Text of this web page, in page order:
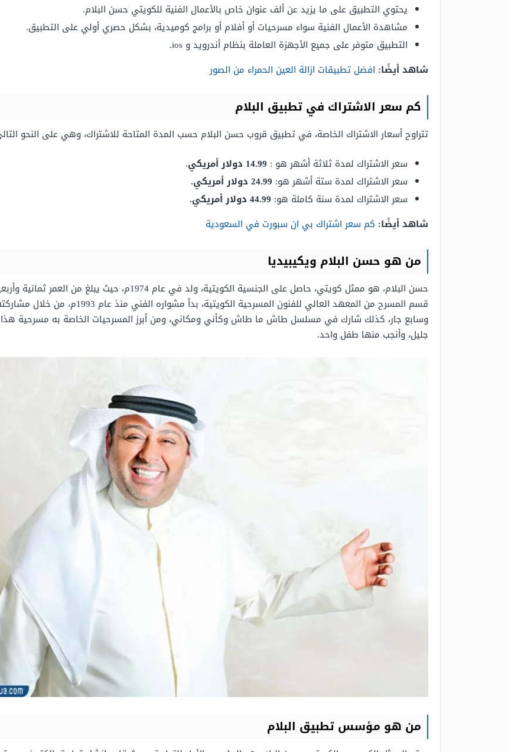
يحتوي التطبيق على ما يزيد عن ألف عنوان خاص بالأعمال الفنية للكويتي حسن البلام.
مشاهدة الأعمال الفنية سواء مسرحيات أو أفلام أو برامج كوميدية، بشكل حصري أولي على التطبيق.
التطبيق متوفر على جميع الأجهزة العاملة بنظام أندرويد و ios.
شاهد أيضًا: افضل تطبيقات ازالة العين الحمراء من الصور
كم سعر الاشتراك في تطبيق البلام
تتراوح أسعار الاشتراك الخاصة، في تطبيق قروب حسن البلام حسب المدة المتاحة للاشتراك، وهي على النحو
سعر الاشتراك لمدة ثلاثة أشهر هو :
.
سعر الاشتراك لمدة ستة أشهر هو: 24.99 دولار أمريكي.
سعر الاشتراك لمدة سنة كاملة هو: 44.99 دولار أمريكي.
شاهد أيضًا: كم سعر اشتراك بي ان سبورت في السعودية
من هو حسن البلام ويكيبيديا
حسن البلام، هو ممثل كويتي، حاصل على الجنسية الكويتية،
قسم المسرح من المعهد العالي للفنون
وسابع جار، كذلك شارك في مسلسل طاش ما طاش وكأني ومكاني، ومن أبرز المسرحيات الخاصة به مسرحية هذا
جليل، وأنجب منها طفل واحد.
من هو مؤسس تطبيق البلام